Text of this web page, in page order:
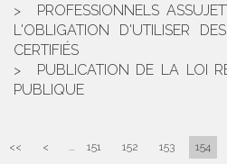
PROFESSIONNELS
L'OBLIGATION D'UTILISER
CERTIFIÉS
PUBLICATION DE LA LOI
PUBLIQUE
<< < ... 151 152 153 154